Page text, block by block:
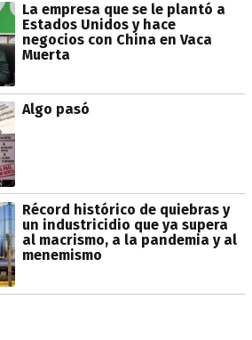
La empresa que se le plantó a
Estados Unidos y hace
negocios con China en Vaca
Muerta
Algo pasó
Récord histórico de quiebras y
un industricidio que ya supera
al macrismo, a la pandemia y al
menemismo